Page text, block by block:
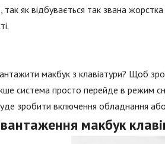
так як відбувається так звана
макбук з клавіатури? Щоб
система просто перейде в режим
зробити включення обладнання
макбук